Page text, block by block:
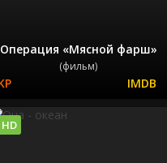
Операция «Мясной фарш»
(фильм)
HD